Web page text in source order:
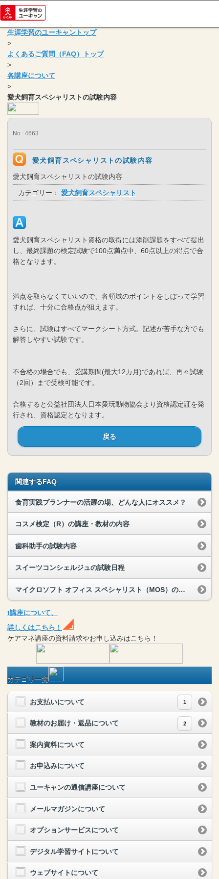
生涯学習のユーキャントップ
>
よくあるご質問（FAQ）トップ
>
各講座について
>
愛犬飼育スペシャリストの試験内容
No : 4663
愛犬飼育スペシャリストの試験内容
愛犬飼育スペシャリストの試験内容
カテゴリー： 愛犬飼育スペシャリスト
愛犬飼育スペシャリスト資格の取得には添削課題をすべて提出
し、最終課題の検定試験で100点満点中、60点以上の得点で合
格となります。
満点を取らなくていいので、各領域のポイントをしぼって学習
すれば、十分に合格点が狙えます。
さらに、試験はすべてマークシート方式。記述が苦手な方でも
解答しやすい試験です。
不合格の場合でも、受講期間(最大12カ月)であれば、再々試験
（2回）まで受検可能です。
合格すると公益社団法人日本愛玩動物協会より資格認定証を発
行され、資格認定となります。
戻る
関連するFAQ
食育実践プランナーの活躍の場、どんな人にオススメ？
コスメ検定（R）の講座・教材の内容
歯科助手の試験内容
スイーツコンシェルジュの試験日程
マイクロソフト オフィス スペシャリスト（MOS）の試験日程
t講座について、
詳しくはこちら！
ケアマネ講座の資料請求やお申し込みはこちら！
カテゴリ一覧
お支払いについて 1
教材のお届け・返品について 2
案内資料について
お申込みについて
ユーキャンの通信講座について
メールマガジンについて
オプションサービスについて
デジタル学習サイトについて
ウェブサイトについて